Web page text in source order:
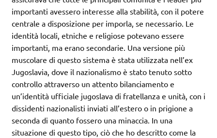
importanti avessero interesse alla stabilità, con il potere
centrale a disposizione per imporla, se necessario. Le
identità locali, etniche e religiose potevano essere
importanti, ma erano secondarie. Una versione più
muscolare di questo sistema è stata utilizzata nell’ex
Jugoslavia, dove il nazionalismo è stato tenuto sotto
controllo attraverso un attento bilanciamento e
un’identità ufficiale jugoslava di fratellanza e unità, con i
dissidenti nazionalisti inviati all’estero o in prigione a
seconda di quanto fossero una minaccia. In una
situazione di questo tipo, ciò che ho descritto come la